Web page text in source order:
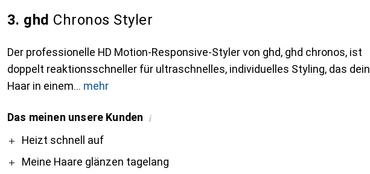
3. ghd Chronos Styler
Der professionelle HD Motion-Responsive-Styler von ghd, ghd chronos, ist
doppelt reaktionsschneller für ultraschnelles, individuelles Styling, das dein
Haar in einem
mehr
Das meinen unsere Kunden i
ProHeizt schnell auf
Meine Haare glänzen tagelang